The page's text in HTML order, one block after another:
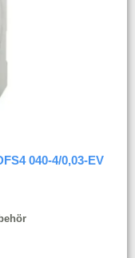
040-4/0,03-EV